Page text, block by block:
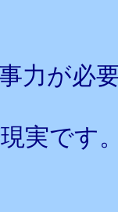
力が必
実です